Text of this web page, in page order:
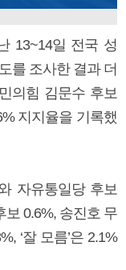
13~14일 전국 성
를 조사한 결과 더
의힘 김문수 후보
지지율을 기록했
자유통일당 후보
보 0.6%, 송진호 무
‘잘 모름’은 2.1%